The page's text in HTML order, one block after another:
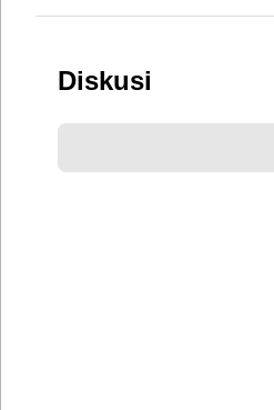
Diskusi